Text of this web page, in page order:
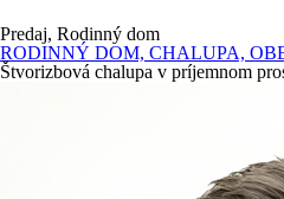
Predaj, Rodinný dom
RODINNÝ DOM, CHALUPA,
Štvorizbová chalupa v príjemnom